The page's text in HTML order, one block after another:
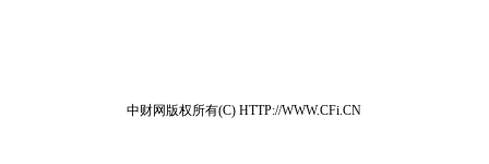
中财网版权所有(C) HTTP://WWW.CFi.CN